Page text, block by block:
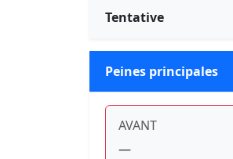
Tentative
Peines principales
AVANT
—